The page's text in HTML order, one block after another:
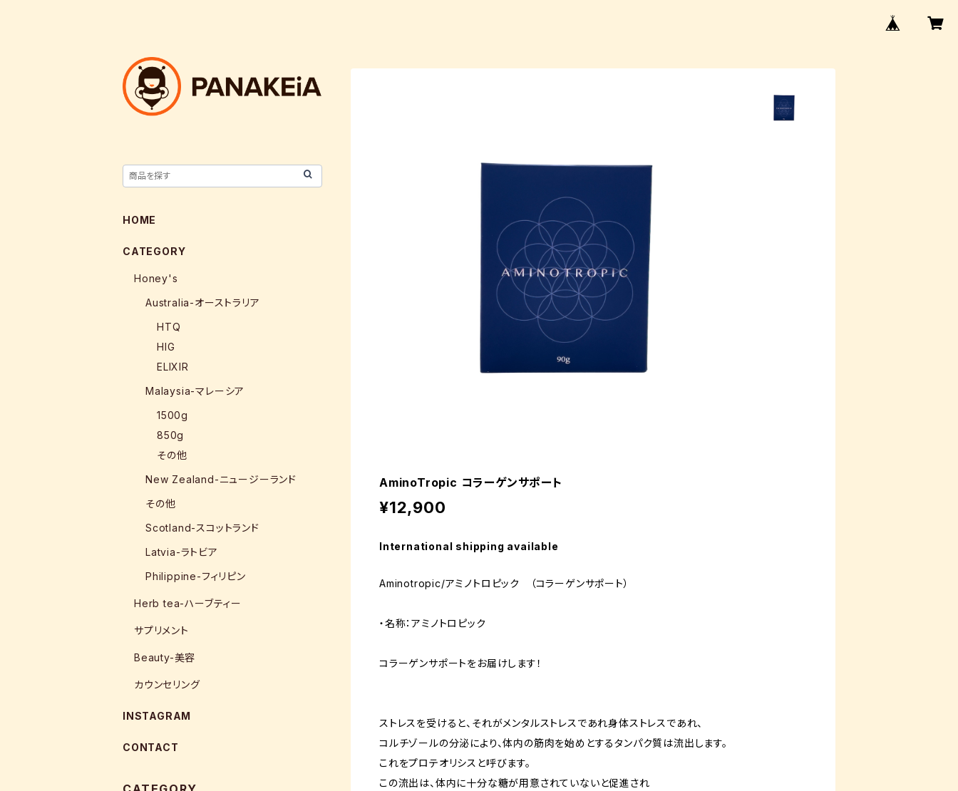
AminoTropic コラーゲンサポート
¥12,900
International shipping available
Aminotropic/アミノトロピック （コラーゲンサポート）
・名称：アミノトロピック
コラーゲンサポートをお届けします！
ストレスを受けると、それがメンタルストレスであれ身体ストレスであれ、
コルチゾールの分泌により、体内の筋肉を始めとするタンパク質は流出します。
これをプロテオリシスと呼びます。
この流出は、体内に十分な糖が用意されていないと促進され
HOME
CATEGORY
Honey's
Australia-オーストラリア
HTQ
HIG
ELIXIR
Malaysia-マレーシア
1500g
850g
その他
New Zealand-ニュージーランド
その他
Scotland-スコットランド
Latvia-ラトビア
Philippine-フィリピン
Herb tea-ハーブティー
サプリメント
Beauty-美容
カウンセリング
INSTAGRAM
CONTACT